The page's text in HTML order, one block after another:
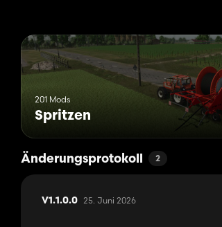
Fendt´s von Paul..
Vorbereitet für Variable Tire Pressure.
201 Mods
Spritzen
Änderungsprotokoll 2
V1.1.0.0 25. Juni 2026